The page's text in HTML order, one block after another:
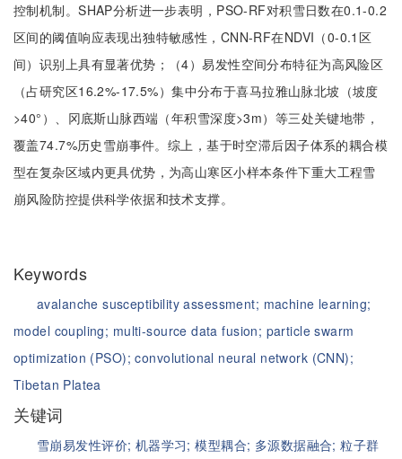
控制机制。SHAP分析进一步表明，PSO-RF对积雪日数在0.1-0.2
区间的阈值响应表现出独特敏感性，CNN-RF在NDVI（0-0.1区
间）识别上具有显著优势；（4）易发性空间分布特征为高风险区
（占研究区16.2%-17.5%）集中分布于喜马拉雅山脉北坡（坡度
>40°）、冈底斯山脉西端（年积雪深度>3m）等三处关键地带，
覆盖74.7%历史雪崩事件。综上，基于时空滞后因子体系的耦合模
型在复杂区域内更具优势，为高山寒区小样本条件下重大工程雪
崩风险防控提供科学依据和技术支撑。
Keywords
avalanche susceptibility assessment; machine learning;
model coupling; multi-source data fusion; particle swarm
optimization (PSO);convolutional neural network (CNN);
Tibetan Platea
关键词
雪崩易发性评价; 机器学习;模型耦合; 多源数据融合;粒子群